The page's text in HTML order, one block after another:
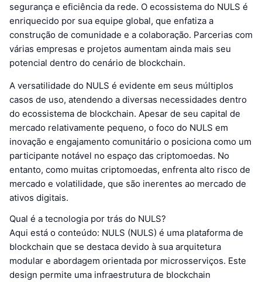
segurança e eficiência da rede. O ecossistema do NULS é
enriquecido por sua equipe global, que enfatiza a
construção de comunidade e a colaboração. Parcerias com
várias empresas e projetos aumentam ainda mais seu
potencial dentro do cenário de blockchain.
A versatilidade do NULS é evidente em seus múltiplos
casos de uso, atendendo a diversas necessidades dentro
do ecossistema de blockchain. Apesar de seu capital de
mercado relativamente pequeno, o foco do NULS em
inovação e engajamento comunitário o posiciona como um
participante notável no espaço das criptomoedas. No
entanto, como muitas criptomoedas, enfrenta alto risco de
mercado e volatilidade, que são inerentes ao mercado de
ativos digitais.
Qual é a tecnologia por trás do NULS?
Aqui está o conteúdo: NULS (NULS) é uma plataforma de
blockchain que se destaca devido à sua arquitetura
modular e abordagem orientada por microsserviços. Este
design permite uma infraestrutura de blockchain